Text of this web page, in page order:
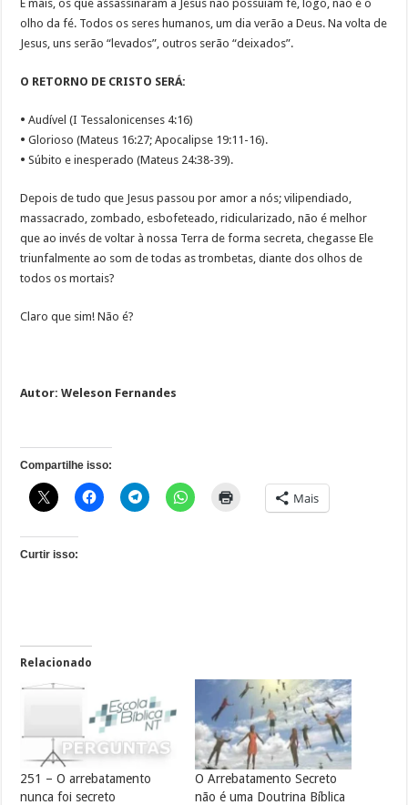
E mais, os que assassinaram a Jesus não possuiam fé, logo, não é o
olho da fé. Todos os seres humanos, um dia verão a Deus. Na volta de
Jesus, uns serão “levados”, outros serão “deixados”.
O RETORNO DE CRISTO SERÁ:
• Audível (I Tessalonicenses 4:16)
• Glorioso (Mateus 16:27; Apocalipse 19:11-16).
• Súbito e inesperado (Mateus 24:38-39).
Depois de tudo que Jesus passou por amor a nós; vilipendiado,
massacrado, zombado, esbofeteado, ridicularizado, não é melhor
que ao invés de voltar à nossa Terra de forma secreta, chegasse Ele
triunfalmente ao som de todas as trombetas, diante dos olhos de
todos os mortais?
Claro que sim! Não é?
Autor: Weleson Fernandes
Compartilhe isso:
Mais
Curtir isso:
Relacionado
251 – O arrebatamento
nunca foi secreto
O Arrebatamento Secreto
não é uma Doutrina Bíblica